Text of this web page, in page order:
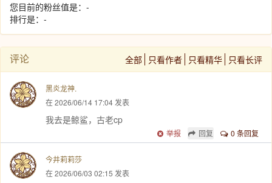
您目前的粉丝值是：-
排行是：-
评论 全部 只看作者 只看精华 只看长评
黑炎龙神.
在 2026/06/14 17:04 发表
我去是鲸鲨，古老cp
0 条回复
回复
举报
今井莉莉莎
在 2026/06/03 02:15 发表